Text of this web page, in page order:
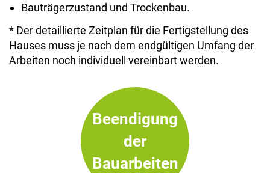
Bauträgerzustand und Trockenbau.
* Der detaillierte Zeitplan für die Fertigstellung des
Hauses muss je nach dem endgültigen Umfang der
Arbeiten noch individuell vereinbart werden.
Beendigung
der
Bauarbeiten